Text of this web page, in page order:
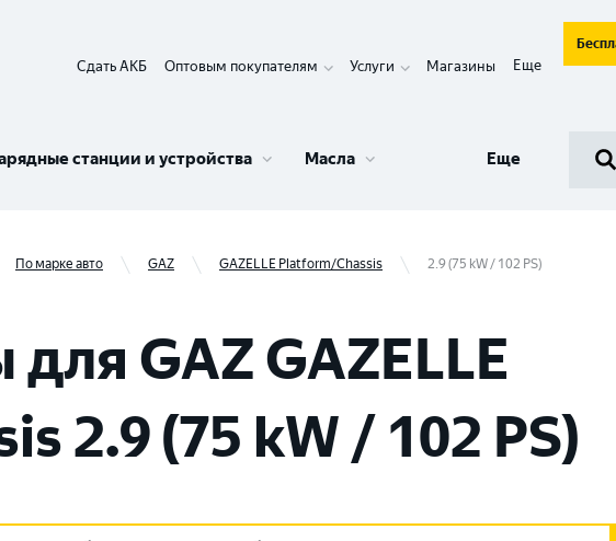
Сдать АКБ Оптовым покупателям Услуги Магазины Еще
станции и устройства Масла Еще
По марке авто GAZ GAZELLE Platform/Chassis 2.9 (75 kW / 102 PS)
GAZ GAZELLE
2.9 (75 kW / 102 PS)